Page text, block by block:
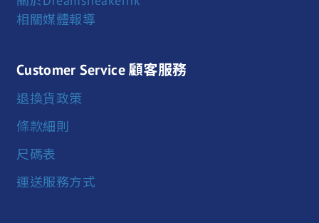
相關媒體報導
Customer Service 顧客服務
退換貨政策
條款細則
尺碼表
運送服務方式